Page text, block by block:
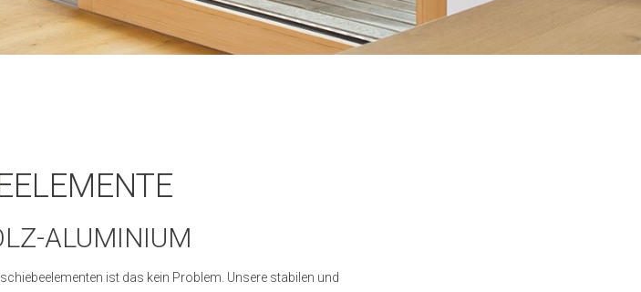
ALUMINIUM
ist das kein Problem. Unsere stabilen und